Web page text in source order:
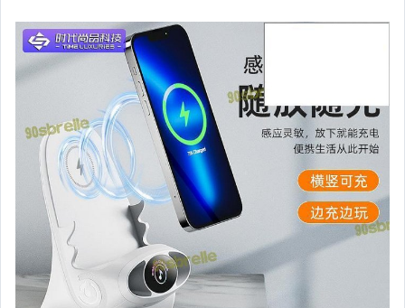
相機、攝影與周邊
運動、戶外與休閒
汽機車精品百貨
居家、家具與園藝
玩具、模型與公仔
男性精品與服飾
女裝與服飾配件